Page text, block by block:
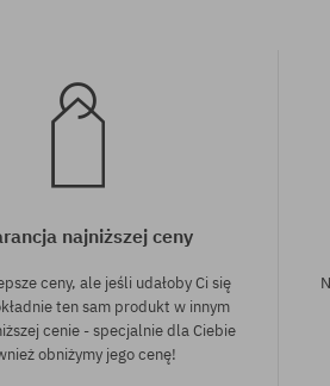
najniższej ceny
ceny, ale jeśli udałoby Ci się
ten sam produkt w innym
cenie - specjalnie dla Ciebie
obniżymy jego cenę!